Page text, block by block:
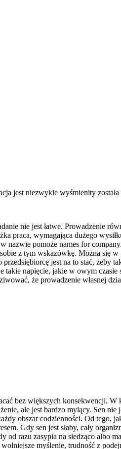
jest niezwykle wyśmienity
nie jest łatwe. Prowadzenie
praca, wymagająca dużego
nazwie pomoże names for
z tym wskazówkę. Można się
jest na to stać, żeby
napięcie, jakie w owym
że prowadzenie własnej
bez większych konsekwencji.
ale jest bardzo mylący. Sen
obszar codzienności. Od tego,
Gdy sen jest słaby, cały
razu zasypia na siedząco albo
myślenie, trudność z